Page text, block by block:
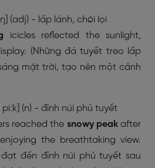
(adj) - lấp lánh, chói lọi
icicles reflected the sunlight,
(Những đá tuyết treo lấp
mặt trời, tạo nên một cảnh
piːk] (n) - đỉnh núi phủ tuyết
reached the snowy peak after
the breathtaking view.
đến đỉnh núi phủ tuyết sau